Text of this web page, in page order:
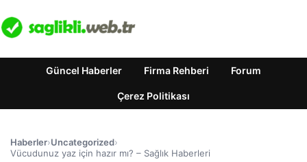
Güncel Haberler Firma Rehberi Forum
Çerez Politikası
Haberler›Uncategorized›
Vücudunuz yaz için hazır mı? – Sağlık Haberleri